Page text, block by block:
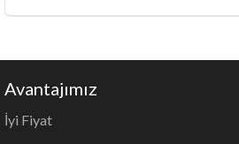
Avantajımız
İyi Fiyat